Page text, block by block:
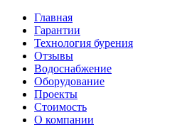
Главная
Гарантии
Технология бурения
Отзывы
Водоснабжение
Оборудование
Проекты
Стоимость
О компании